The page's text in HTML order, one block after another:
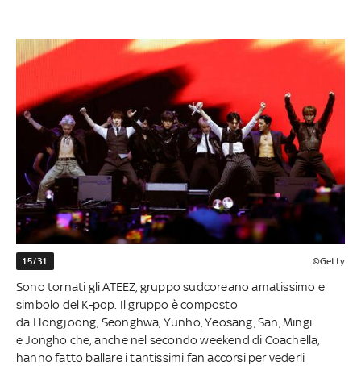
15/31 ©Getty
Sono tornati gli ATEEZ, gruppo sudcoreano amatissimo e
simbolo del K-pop. Il gruppo è composto
da Hongjoong, Seonghwa, Yunho, Yeosang, San, Mingi
e Jongho che, anche nel secondo weekend di Coachella,
hanno fatto ballare i tantissimi fan accorsi per vederli